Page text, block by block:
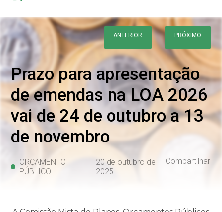
ANTERIOR PRÓXIMO
Prazo para apresentação
de emendas na LOA 2026
vai de 24 de outubro a 13
de novembro
ORÇAMENTO
PÚBLICO
20 de outubro de
2025
Compartilhar